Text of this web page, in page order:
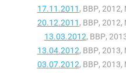
17.11.2011 , ВВР, 2012,
20.12.2011 , ВВР, 2012,
13.03.2012, ВВР,
13.04.2012, ВВР, 2013,
03.07.2012, ВВР, 2013,